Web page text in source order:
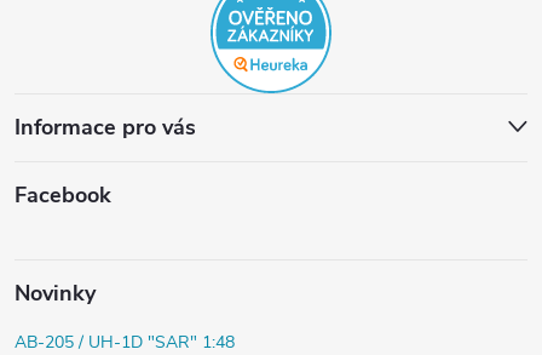
Informace pro vás
Facebook
Novinky
AB-205 / UH-1D "SAR" 1:48